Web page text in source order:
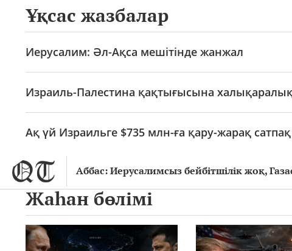
Аббас: Иерусалимсыз бейбітшілік жоқ,
Ұқсас жазбалар
Иерусалим: Әл-Ақса мешітінде жанжал
Израиль-Палестина қақтығысына
Ақ үй Израильге $735 млн-ға қару-жарақ сатпақ
Жаһан бөлімі